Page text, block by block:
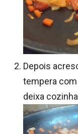
Depois
tempera
deixa